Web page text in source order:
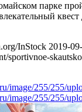
парке
квест
InStock 2019-
sportivnoe-
image/255/255/
image/255/255/